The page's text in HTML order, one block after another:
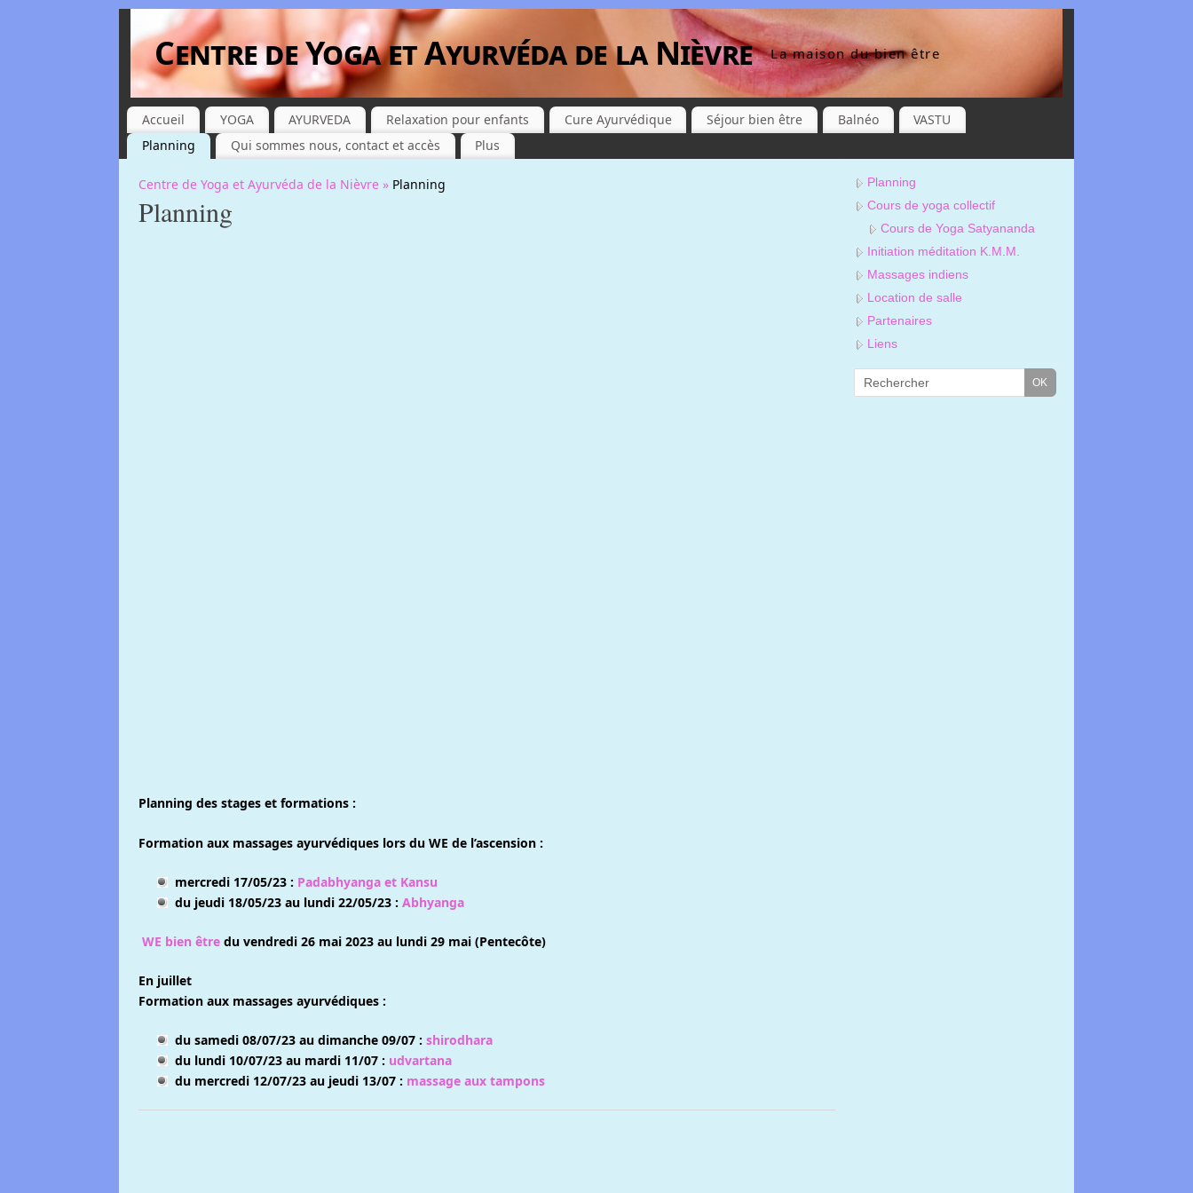
Centre de Yoga et Ayurvéda de la Nièvre La maison du bien être
Accueil YOGA AYURVEDA Relaxation pour enfants Cure Ayurvédique Séjour bien être Balnéo
VASTU
Planning
Qui sommes nous, contact et accès Plus
Centre de Yoga et Ayurvéda de la Nièvre » Planning
Planning
Planning des stages et formations :
Formation aux massages ayurvédiques lors du WE de l’ascension :
mercredi 17/05/23 : Padabhyanga et Kansu
du jeudi 18/05/23 au lundi 22/05/23 : Abhyanga
WE bien être du vendredi 26 mai 2023 au lundi 29 mai (Pentecôte)
En juillet
Formation aux massages ayurvédiques :
du samedi 08/07/23 au dimanche 09/07 : shirodhara
du lundi 10/07/23 au mardi 11/07 : udvartana
du mercredi 12/07/23 au jeudi 13/07 : massage aux tampons
Planning
Cours de yoga collectif
Cours de Yoga Satyananda
Initiation méditation K.M.M.
Massages indiens
Location de salle
Partenaires
Liens